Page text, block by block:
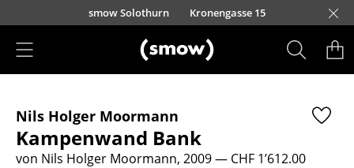
Direkt zum Inhaltsmow Solothurn Kronengasse 15
Sitzmöbel
Esszimmerstühle
Nils Holger Moormann
Kampenwand Bank
von Nils Holger Moormann, 2009— CHF 1’612.00